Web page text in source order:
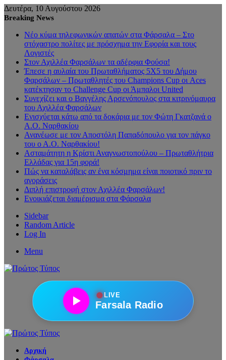
Δευτέρα, 10 Αυγούστου 2026
Breaking News
Νέο κύμα τηλεφωνικών απατών στα Φάρσαλα – Στο
στόχαστρο πολίτες με πρόσχημα την Εφορία και τους
Λογιστές
Στον Αχιλλέα Φαρσάλων τα αδέρφια Φούσα!
Έπεσε η αυλαία του Πρωταθλήματος 5Χ5 του Δήμου
Φαρσάλων – Πρωταθλητές του Champions Cup οι Aces
κατέκτησαν το Challenge Cup οι Άμπαλοι United
Συνεχίζει και ο Βαγγέλης Αρσενόπουλος στα κιτρινόμαυρα
του Αχιλλέα Φαρσάλων
Ενισχύεται κάτω από τα δοκάρια με τον Φώτη Γκατζανά ο
Α.Ο. Ναρθακίου
Ανανέωσε με τον Αποστόλη Παπαδόπουλο για τον πάγκο
του ο Α.Ο. Ναρθακίου!
Ασταμάτητη η Κρίστι Αναγνωστοπούλου – Πρωταθλήτρια
Ελλάδας για 15η φορά!
Πώς να καταλάβεις αν ένα κόσμημα είναι ποιοτικό πριν το
αγοράσεις
Διπλή επιστροφή στον Αχιλλέα Φαρσάλων!
Ενοικιάζεται διαμέρισμα στα Φάρσαλα
Sidebar
Random Article
Log In
Menu
●LIVE
Farsala Radio
Αρχική